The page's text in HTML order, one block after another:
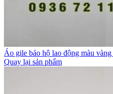
Áo gile bảo hộ lao động màu vàng
Quay lại sản phẩm